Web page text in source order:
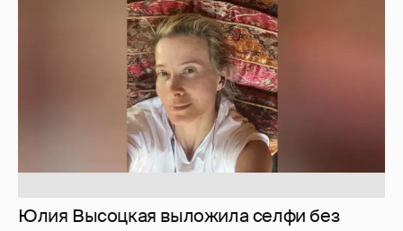
Юлия Высоцкая выложила селфи без